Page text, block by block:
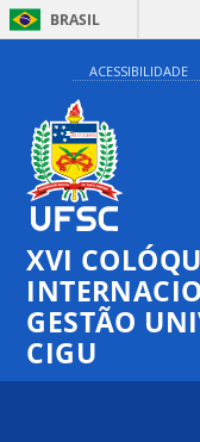
BRASIL
ACESSIBILIDADE
XVI
GESTÃO
CIGU